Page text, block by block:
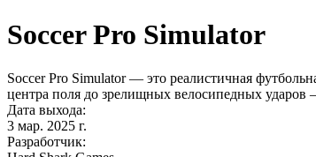
Soccer Pro Simulator
Soccer Pro Simulator — это реалистичная
центра поля до зрелищных велосипедных ударов
Дата выхода:
3 мар. 2025 г.
Разработчик: